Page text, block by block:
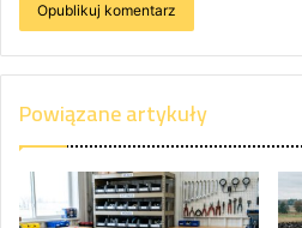
Powiązane artykuły